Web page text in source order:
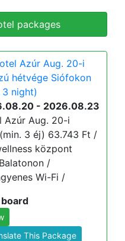
packages
Azúr Aug. 20-i
hétvége Siófokon
3 night)
- 2026.08.23
Azúr Aug. 20-i
3 éj) 63.743 Ft /
központ
/
Wi-Fi /
This Package